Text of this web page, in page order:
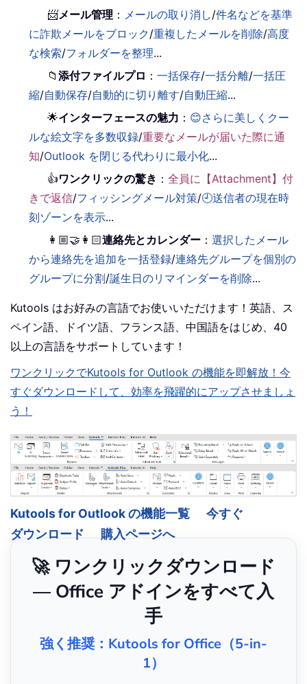
📨メール管理 ： メールの取り消し/件名などを基準
に詐欺メールをブロック/重複したメールを削除/高度
な検索/フォルダーを整理...
📁添付ファイルプロ ：一括保存/一括分離/一括圧
縮/自動保存/自動的に切り離す/自動圧縮...
🌟インターフェースの魅力 ： 😊さらに美しくクー
ルな絵文字を多数収録/重要なメールが届いた際に通
知/Outlook を閉じる代わりに最小化...
👍ワンクリックの驚き ：全員に【Attachment】付
きで返信/フィッシングメール対策/🕘送信者の現在時
刻ゾーンを表示...
👩🏼‍🤝‍👩🏻連絡先とカレンダー ：選択したメール
から連絡先を追加を一括登録/連絡先グループを個別の
グループに分割/誕生日のリマインダーを削除...
Kutools はお好みの言語でお使いいただけます！英語、ス
ペイン語、ドイツ語、フランス語、中国語をはじめ、40
以上の言語をサポートしています！
ワンクリックでKutools for Outlook の機能を即解放！今
すぐダウンロードして、効率を飛躍的にアップさせましょ
う！
Kutools for Outlook の機能一覧
今すぐ
ダウンロード
購入ページへ
🚀 ワンクリックダウンロード
— Office アドインをすべて入
手
強く推奨：Kutools for Office（5-in-
1）